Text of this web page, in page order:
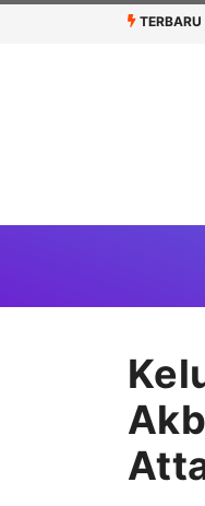
TERBARU
Rekor Tertinggi 91,45